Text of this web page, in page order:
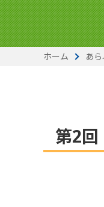
ホーム あ
第2回